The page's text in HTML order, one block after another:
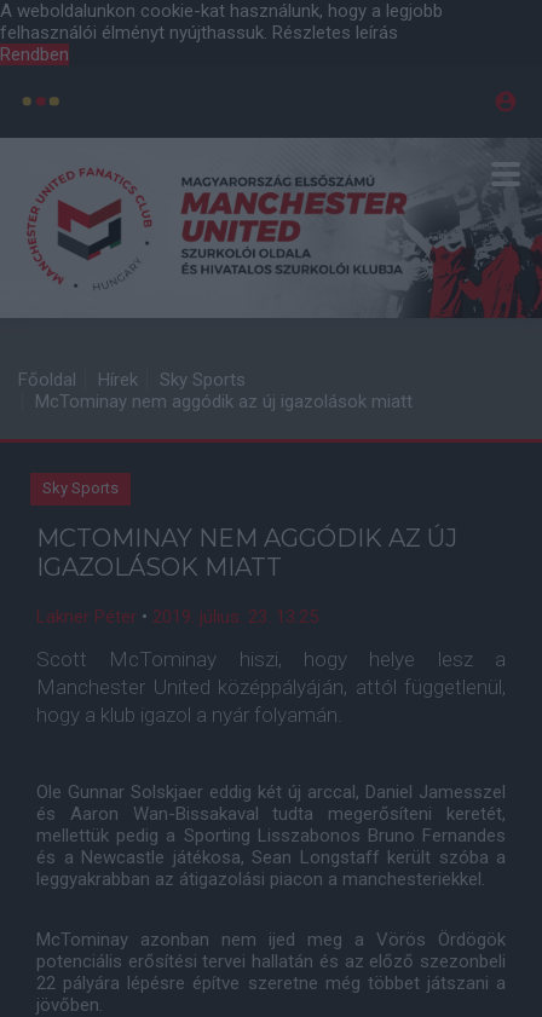
A weboldalunkon cookie-kat használunk, hogy a legjobb
felhasználói élményt nyújthassuk. Részletes leírás
Rendben
Főoldal Hírek
Sky Sports
McTominay nem aggódik az új igazolások miatt
Sky Sports
MCTOMINAY NEM AGGÓDIK AZ ÚJ
IGAZOLÁSOK MIATT
Lakner Péter • 2019. július. 23. 13:25
Scott McTominay hiszi, hogy helye lesz a
Manchester United középpályáján, attól függetlenül,
hogy a klub igazol a nyár folyamán.
Ole Gunnar Solskjaer eddig két új arccal, Daniel Jamesszel
és Aaron Wan-Bissakaval tudta megerősíteni keretét,
mellettük pedig a Sporting Lisszabonos Bruno Fernandes
és a Newcastle játékosa, Sean Longstaff került szóba a
leggyakrabban az átigazolási piacon a manchesteriekkel.
McTominay azonban nem ijed meg a Vörös Ördögök
potenciális erősítési tervei hallatán és az előző szezonbeli
22 pályára lépésre építve szeretne még többet játszani a
jövőben.